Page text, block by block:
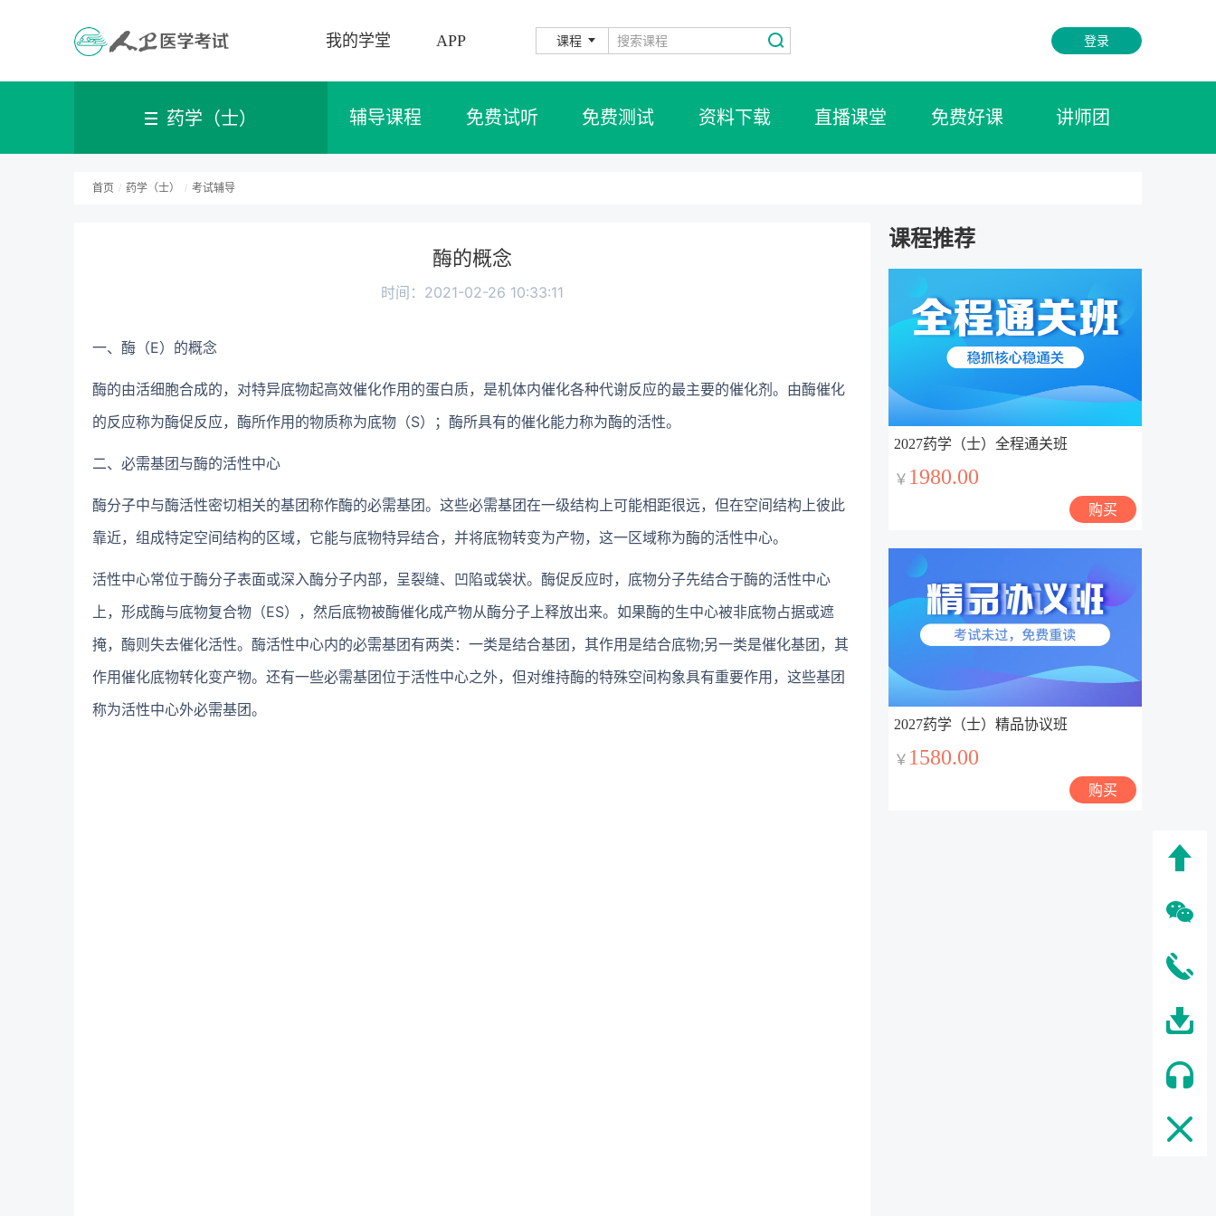
我的学堂 APP 课程 登录
药学（士） 辅导课程 免费试听 免费测试 资料下载 直播课堂 免费好课 讲师团
首页 / 药学（士） / 考试辅导
酶的概念
时间：2021-02-26 10:33:11
一、酶（E）的概念
酶的由活细胞合成的，对特异底物起高效催化作用的蛋白质，是机体内催化各种代谢反应的最主要的催化剂。由酶催化
的反应称为酶促反应，酶所作用的物质称为底物（S）；酶所具有的催化能力称为酶的活性。
二、必需基团与酶的活性中心
酶分子中与酶活性密切相关的基团称作酶的必需基团。这些必需基团在一级结构上可能相距很远，但在空间结构上彼此
靠近，组成特定空间结构的区域，它能与底物特异结合，并将底物转变为产物，这一区域称为酶的活性中心。
活性中心常位于酶分子表面或深入酶分子内部，呈裂缝、凹陷或袋状。酶促反应时，底物分子先结合于酶的活性中心
上，形成酶与底物复合物（ES），然后底物被酶催化成产物从酶分子上释放出来。如果酶的生中心被非底物占据或遮
掩，酶则失去催化活性。酶活性中心内的必需基团有两类：一类是结合基团，其作用是结合底物;另一类是催化基团，其
作用催化底物转化变产物。还有一些必需基团位于活性中心之外，但对维持酶的特殊空间构象具有重要作用，这些基团
称为活性中心外必需基团。
课程推荐
2027药学（士）全程通关班
￥ 1980.00
购买
2027药学（士）精品协议班
￥ 1580.00
购买